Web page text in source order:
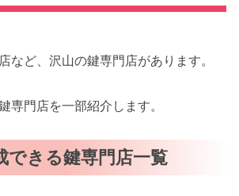
など、沢山の鍵専門店があります。
専門店を一部紹介します。
できる鍵専門店一覧